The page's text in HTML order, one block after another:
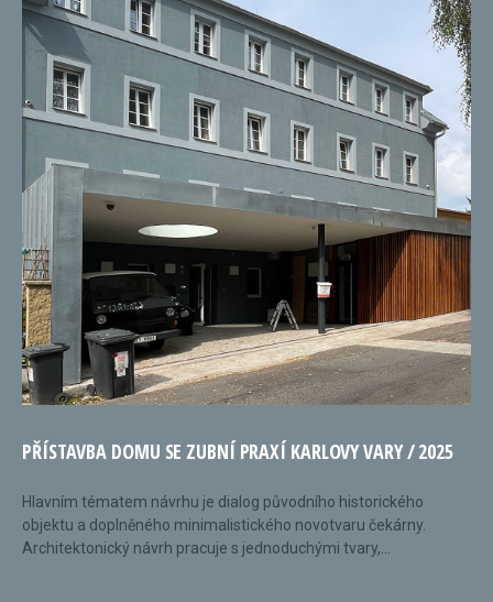
PŘÍSTAVBA DOMU SE ZUBNÍ PRAXÍ KARLOVY VARY / 2025
Hlavním tématem návrhu je dialog původního historického
objektu a doplněného minimalistického novotvaru čekárny.
Architektonický návrh pracuje s jednoduchými tvary,...